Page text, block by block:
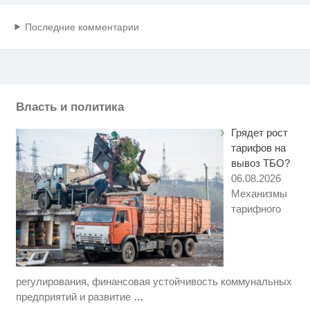
Последние комментарии
Власть и политика
Грядет рост
тарифов на
вывоз ТБО?
06.08.2026
Механизмы
тарифного
регулирования, финансовая устойчивость коммунальных
предприятий и развитие …
i
Этот танец невесты оставит вас
без слов! Пересмотрела 10 раз